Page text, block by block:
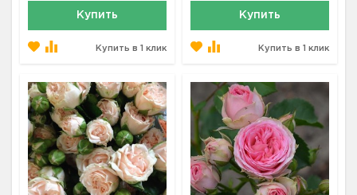
Купить
Купить в 1 клик
Купить
Купить в 1 клик